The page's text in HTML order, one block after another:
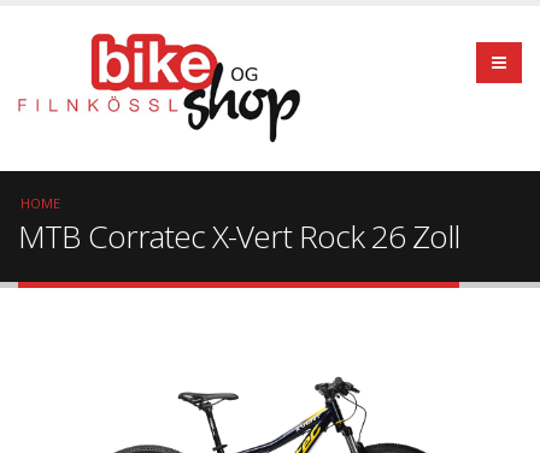
Breadcrumb
HOME
MTB Corratec X-Vert Rock 26 Zoll